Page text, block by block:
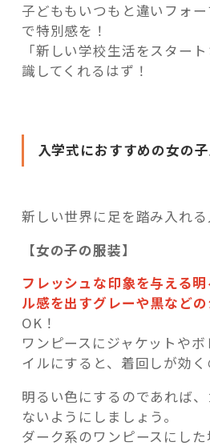
子どももいつもと違いフォ
で特別感を！
「新しい学校生活をスター
識してくれるはず！
入学式におすすめの女の
新しい世界に足を踏み入れる
【女の子の服装】
フレッシュな印象を与える
ル感を出すグレーや黒など
OK！
ワンピースにジャケットや
イルにすると、着回しが効く
明るい色にするのであれば
ないようにしましょう。
ダーク系のワンピースにし